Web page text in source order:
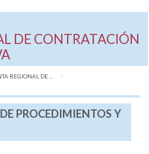
DE CONTRATACIÓN
REGIONAL DE ...
PROCEDIMIENTOS Y